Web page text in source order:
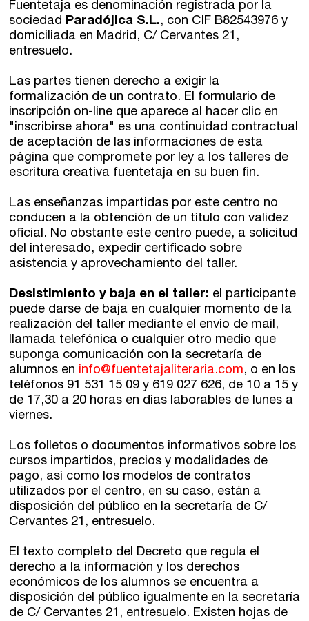
Fuentetaja es denominación registrada por la
sociedad Paradójica S.L., con CIF B82543976 y
domiciliada en Madrid, C/ Cervantes 21,
entresuelo.
Las partes tienen derecho a exigir la
formalización de un contrato. El formulario de
inscripción on-line que aparece al hacer clic en
"inscribirse ahora" es una continuidad contractual
de aceptación de las informaciones de esta
página que compromete por ley a los talleres de
escritura creativa fuentetaja en su buen fin.
Las enseñanzas impartidas por este centro no
conducen a la obtención de un título con validez
oficial. No obstante este centro puede, a solicitud
del interesado, expedir certificado sobre
asistencia y aprovechamiento del taller.
Desistimiento y baja en el taller: el participante
puede darse de baja en cualquier momento de la
realización del taller mediante el envío de mail,
llamada telefónica o cualquier otro medio que
suponga comunicación con la secretaría de
alumnos en info@fuentetajaliteraria.com, o en los
teléfonos 91 531 15 09 y 619 027 626, de 10 a 15 y
de 17,30 a 20 horas en días laborables de lunes a
viernes.
Los folletos o documentos informativos sobre los
cursos impartidos, precios y modalidades de
pago, así como los modelos de contratos
utilizados por el centro, en su caso, están a
disposición del público en la secretaría de C/
Cervantes 21, entresuelo.
El texto completo del Decreto que regula el
derecho a la información y los derechos
económicos de los alumnos se encuentra a
disposición del público igualmente en la secretaría
de C/ Cervantes 21, entresuelo. Existen hojas de